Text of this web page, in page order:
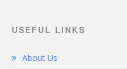
USEFUL LINKS
About Us